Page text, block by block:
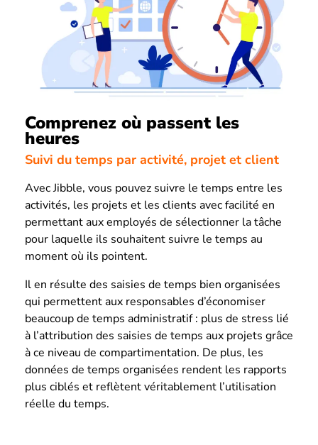
Comprenez où passent les
heures
Suivi du temps par activité, projet et client
Avec Jibble, vous pouvez suivre le temps entre les
activités, les projets et les clients avec facilité en
permettant aux employés de sélectionner la tâche
pour laquelle ils souhaitent suivre le temps au
moment où ils pointent.
Il en résulte des saisies de temps bien organisées
qui permettent aux responsables d’économiser
beaucoup de temps administratif : plus de stress lié
à l’attribution des saisies de temps aux projets grâce
à ce niveau de compartimentation. De plus, les
données de temps organisées rendent les rapports
plus ciblés et reflètent véritablement l’utilisation
réelle du temps.